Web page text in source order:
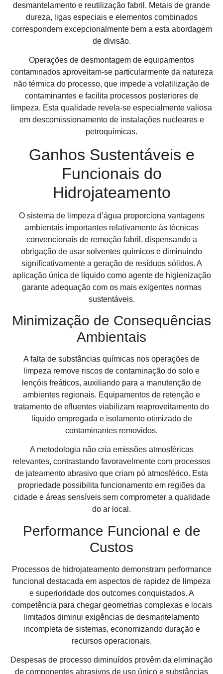
desmantelamento e reutilização fabril. Metais de grande
dureza, ligas especiais e elementos combinados
correspondem excepcionalmente bem a esta abordagem
de divisão.
Operações de desmontagem de equipamentos
contaminados aproveitam-se particularmente da natureza
não térmica do processo, que impede a volatilização de
contaminantes e facilita processos posteriores de
limpeza. Esta qualidade revela-se especialmente valiosa
em descomissionamento de instalações nucleares e
petroquímicas.
Ganhos Sustentáveis e
Funcionais do
Hidrojateamento
O sistema de limpeza d’água proporciona vantagens
ambientais importantes relativamente às técnicas
convencionais de remoção fabril, dispensando a
obrigação de usar solventes químicos e diminuindo
significativamente a geração de resíduos sólidos. A
aplicação única de líquido como agente de higienização
garante adequação com os mais exigentes normas
sustentáveis.
Minimização de Consequências
Ambientais
A falta de substâncias químicas nos operações de
limpeza remove riscos de contaminação do solo e
lençóis freáticos, auxiliando para a manutenção de
ambientes regionais. Equipamentos de retenção e
tratamento de efluentes viabilizam reaproveitamento do
líquido empregada e isolamento otimizado de
contaminantes removidos.
A metodologia não cria emissões atmosféricas
relevantes, contrastando favoravelmente com processos
de jateamento abrasivo que criam pó atmosférico. Esta
propriedade possibilita funcionamento em regiões da
cidade e áreas sensíveis sem comprometer a qualidade
do ar local.
Performance Funcional e de
Custos
Processos de hidrojateamento demonstram performance
funcional destacada em aspectos de rapidez de limpeza
e superioridade dos outcomes conquistados. A
competência para chegar geometrias complexas e locais
limitados diminui exigências de desmantelamento
incompleta de sistemas, economizando duração e
recursos operacionais.
Despesas de processo diminuídos provêm da eliminação
de componentes abrasivos de uso único e substâncias